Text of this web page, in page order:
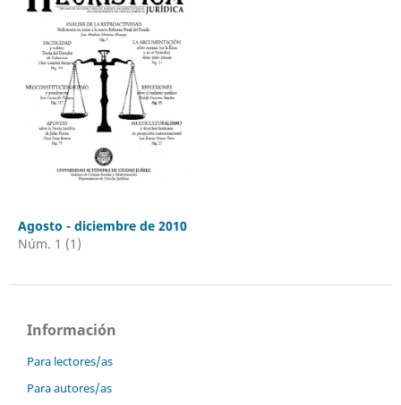
Agosto - diciembre de 2010
Núm. 1 (1)
Información
Para lectores/as
Para autores/as